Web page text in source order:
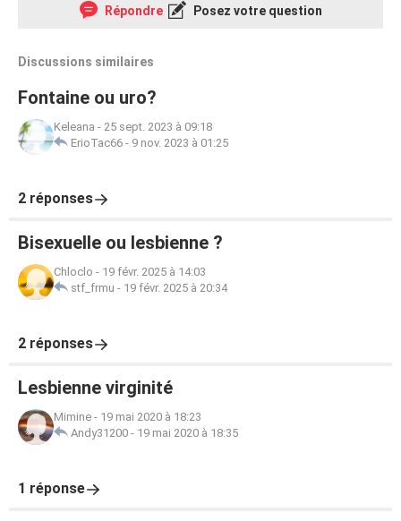
Répondre Posez votre question
Discussions similaires
Fontaine ou uro?
Keleana - 25 sept. 2023 à 09:18
ErioTac66 - 9 nov. 2023 à 01:25
2 réponses
Bisexuelle ou lesbienne ?
Chloclo - 19 févr. 2025 à 14:03
stf_frmu - 19 févr. 2025 à 20:34
2 réponses
Lesbienne virginité
Mimine - 19 mai 2020 à 18:23
Andy31200 - 19 mai 2020 à 18:35
1 réponse